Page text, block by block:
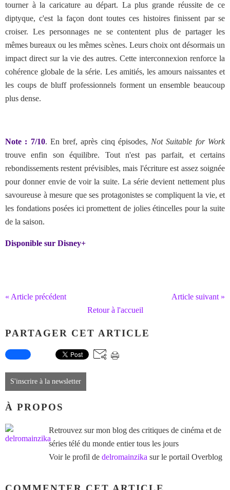
tourner à la caricature au départ. La plus grande réussite de ce
diptyque, c'est la façon dont toutes ces histoires finissent par se
croiser. Les personnages ne se contentent plus de partager les
mêmes bureaux ou les mêmes scènes. Leurs choix ont désormais un
impact direct sur la vie des autres. Cette interconnexion renforce la
cohérence globale de la série. Les amitiés, les amours naissantes et
les coups de bluff professionnels forment un ensemble beaucoup
plus dense.
Note : 7/10. En bref, après cinq épisodes, Not Suitable for Work
trouve enfin son équilibre. Tout n'est pas parfait, et certains
rebondissements restent prévisibles, mais l'écriture est assez soignée
pour donner envie de voir la suite. La série devient nettement plus
savoureuse à mesure que ses protagonistes se compliquent la vie, et
les fondations posées ici promettent de jolies étincelles pour la suite
de la saison.
Disponible sur Disney+
« Article précédent
Article suivant »
Retour à l'accueil
PARTAGER CET ARTICLE
S'inscrire à la newsletter
À PROPOS
Retrouvez sur mon blog des critiques de cinéma et de
séries télé du monde entier tous les jours
Voir le profil de delromainzika sur le portail Overblog